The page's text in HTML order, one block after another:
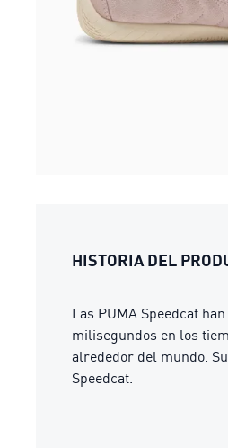
HISTORIA DEL
Las PUMA Speedcat
milisegundos en los
alrededor del mundo.
Speedcat.